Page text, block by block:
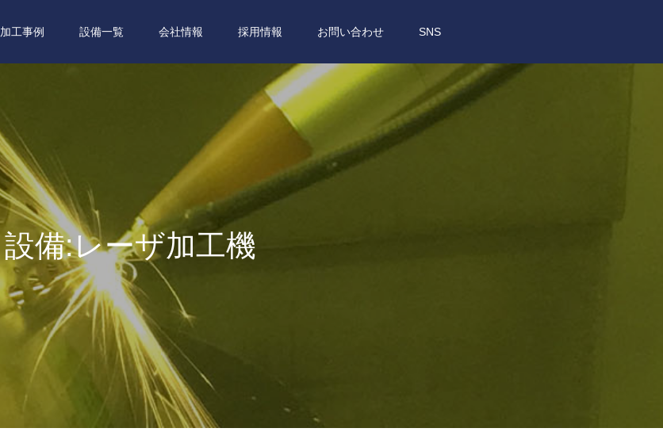
加工事例 設備一覧 会社情報 採用情報 お問い合わせ SNS
設備:レーザ加工機